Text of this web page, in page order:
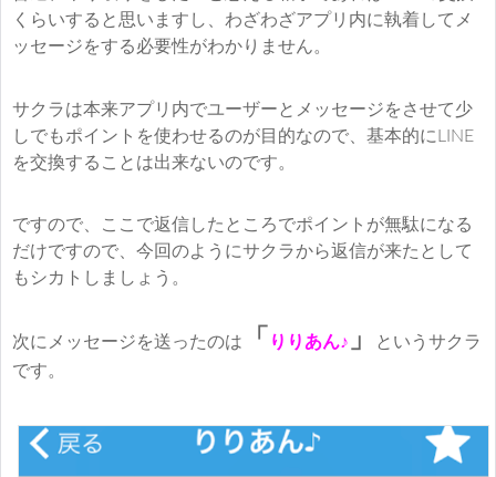
くらいすると思いますし、わざわざアプリ内に執着してメ
ッセージをする必要性がわかりません。
サクラは本来アプリ内でユーザーとメッセージをさせて少
しでもポイントを使わせるのが目的なので、基本的にLINE
を交換することは出来ないのです。
ですので、ここで返信したところでポイントが無駄になる
だけですので、今回のようにサクラから返信が来たとして
もシカトしましょう。
次にメッセージを送ったのは 「 りりあん♪ 」
というサクラ
です。